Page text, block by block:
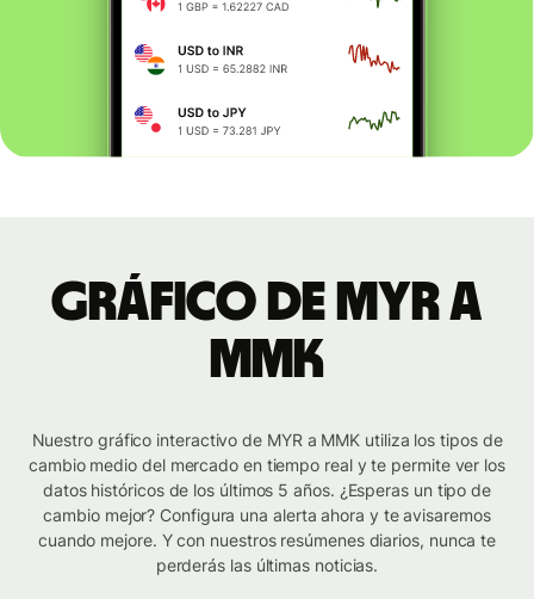
Gráfico de MYR a
MMK
Nuestro gráfico interactivo de MYR a MMK utiliza los tipos de
cambio medio del mercado en tiempo real y te permite ver los
datos históricos de los últimos 5 años. ¿Esperas un tipo de
cambio mejor? Configura una alerta ahora y te avisaremos
cuando mejore. Y con nuestros resúmenes diarios, nunca te
perderás las últimas noticias.